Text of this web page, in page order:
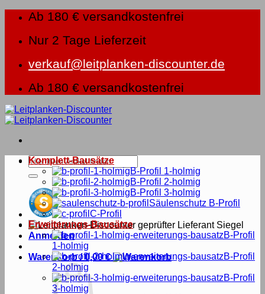
springen
Ab 180 € versandkostenfrei
Nur 2 Tage Lieferzeit
verkauf@leitplanken-discounter.de
Ab 180 € versandkostenfrei
Suche
nach:
Anmelden
Warenkorb /0,00€
Komplett-Bausätze
B-Profil 1-holmig
B-Profil 2-holmig
B-Profil 3-holmig
Säulenschutz B-Profil
C-Profil
Erweiterungs-Bausätze
B-Profil
1-holmig
B-Profil
2-holmig
B-Profil
3-holmig